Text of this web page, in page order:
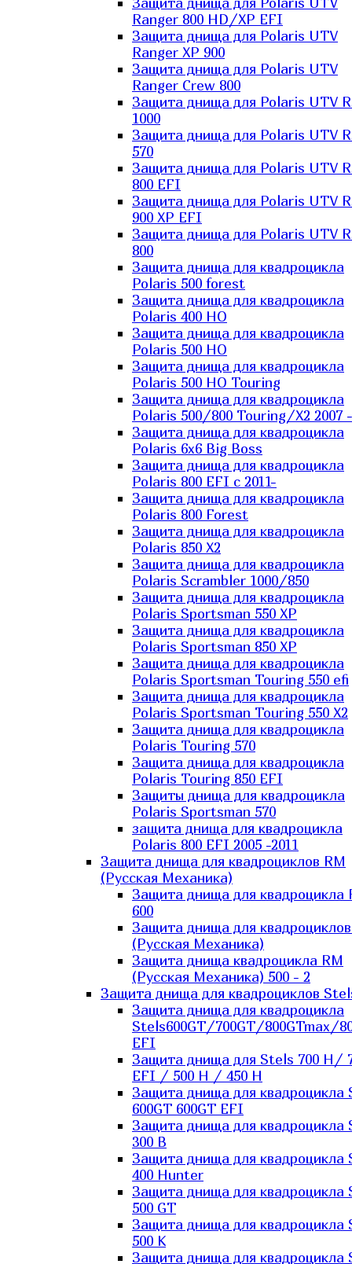
Ranger 800 HD/XP EFI
Защита днища для Polaris UTV
Ranger XP 900
Защита днища для Polaris UTV
Ranger Сrew 800
Защита днища для Polaris UTV
1000
Защита днища для Polaris UTV
570
Защита днища для Polaris UTV
800 EFI
Защита днища для Polaris UTV
900 XP EFI
Защита днища для Polaris UTV
800
Защита днища для квадроцикла
Polaris 500 forest
Защита днища для квадроцикла
Polaris 400 HO
Защита днища для квадроцикла
Polaris 500 HO
Защита днища для квадроцикла
Polaris 500 HO Touring
Защита днища для квадроцикла
Polaris 500/800 Touring/X2 2007 -
Защита днища для квадроцикла
Polaris 6х6 Big Boss
Защита днища для квадроцикла
Polaris 800 EFI с 2011-
Защита днища для квадроцикла
Polaris 800 Forest
Защита днища для квадроцикла
Polaris 850 X2
Защита днища для квадроцикла
Polaris Scrambler 1000/850
Защита днища для квадроцикла
Polaris Sportsman 550 XP
Защита днища для квадроцикла
Polaris Sportsman 850 XP
Защита днища для квадроцикла
Polaris Sportsman Touring 550 efi
Защита днища для квадроцикла
Polaris Sportsman Touring 550 X2
Защита днища для квадроцикла
Polaris Touring 570
Защита днища для квадроцикла
Polaris Touring 850 EFI
Защиты днища для квадроцикла
Polaris Sportsman 570
защита днища для квадроцикла
Polaris 800 EFI 2005 -2011
Защита днища для квадроциклов RM
(Русская Механика)
Защита днища для квадроцикла
600
Защита днища для
(Русская Механика)
Защита днища квадроцикла RM
(Русская Механика) 500 - 2
Защита днища для квадроциклов
Защита днища для квадроцикла
Stels600GT/700GT/800GTmax/
EFI
Защита днища для Stels 700 H/
EFI / 500 H / 450 H
Защита днища для квадроцикла
600GT 600GT EFI
Защита днища для квадроцикла
300 B
Защита днища для квадроцикла
400 Hunter
Защита днища для квадроцикла
500 GT
Защита днища для квадроцикла
500 K
Защита днища для квадроцикла